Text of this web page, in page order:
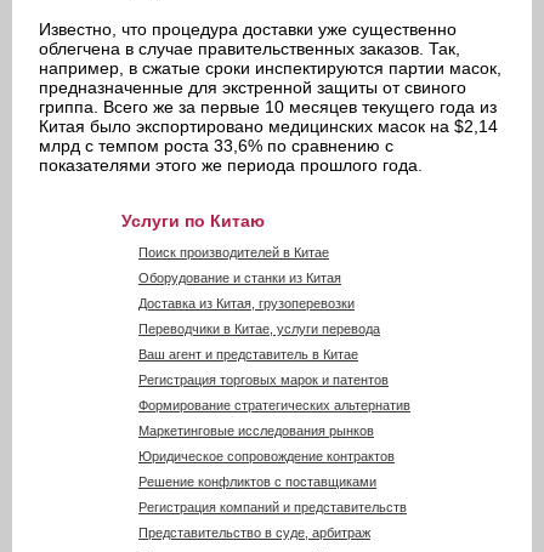
Известно, что процедура доставки уже существенно
облегчена в случае правительственных заказов. Так,
например, в сжатые сроки инспектируются партии масок,
предназначенные для экстренной защиты от свиного
гриппа. Всего же за первые 10 месяцев текущего года из
Китая было экспортировано медицинских масок на $2,14
млрд с темпом роста 33,6% по сравнению с
показателями этого же периода прошлого года.
Услуги по Китаю
Поиск производителей в Китае
Оборудование и станки из Китая
Доставка из Китая, грузоперевозки
Переводчики в Китае, услуги перевода
Ваш агент и представитель в Китае
Регистрация торговых марок и патентов
Формирование стратегических альтернатив
Маркетинговые исследования рынков
Юридическое сопровождение контрактов
Решение конфликтов с поставщиками
Регистрация компаний и представительств
Представительство в суде, арбитраж